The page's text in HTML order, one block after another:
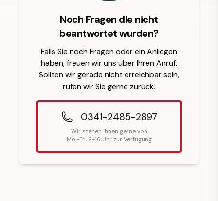
Noch Fragen die nicht
beantwortet wurden?
Falls Sie noch Fragen oder ein Anliegen
haben, freuen wir uns über Ihren Anruf.
Sollten wir gerade nicht erreichbar sein,
rufen wir Sie gerne zurück.
0341-2485-2897
Wir stehen Ihnen gerne von
Mo.-Fr., 9-16 Uhr zur Verfügung